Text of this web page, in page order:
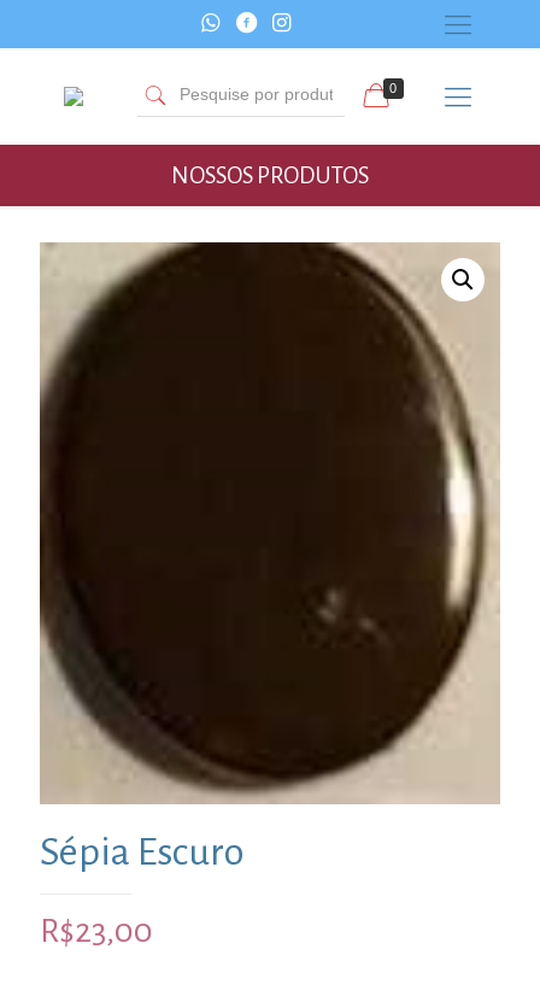
0
NOSSOS PRODUTOS
Sépia Escuro
R$23,00